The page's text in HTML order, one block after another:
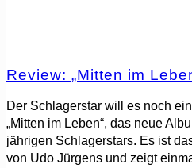
Review: „Mitten im
Der Schlagerstar will es noch
„Mitten im Leben“, das neue
jährigen Schlagerstars. Es ist
von Udo Jürgens und zeigt